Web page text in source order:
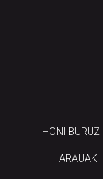
HONI BURUZ
ARAUAK